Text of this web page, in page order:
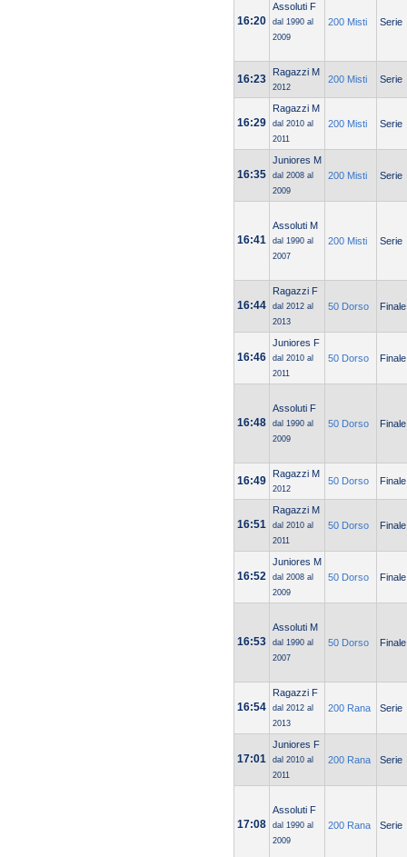
16:20
Assoluti F
dal 1990 al
2009
200 Misti Serie
16:23
Ragazzi M
2012
200 Misti Serie
16:29
Ragazzi M
dal 2010 al
2011
200 Misti Serie
16:35
Juniores M
dal 2008 al
2009
200 Misti Serie
16:41
Assoluti M
dal 1990 al
2007
200 Misti Serie
16:44
Ragazzi F
dal 2012 al
2013
50 Dorso Finale
16:46
Juniores F
dal 2010 al
2011
50 Dorso Finale
16:48
Assoluti F
dal 1990 al
2009
50 Dorso Finale
16:49
Ragazzi M
2012
50 Dorso Finale
16:51
Ragazzi M
dal 2010 al
2011
50 Dorso Finale
16:52
Juniores M
dal 2008 al
2009
50 Dorso Finale
16:53
Assoluti M
dal 1990 al
2007
50 Dorso Finale
16:54
Ragazzi F
dal 2012 al
2013
200 Rana Serie
17:01
Juniores F
dal 2010 al
2011
200 Rana Serie
17:08
Assoluti F
dal 1990 al
2009
200 Rana Serie